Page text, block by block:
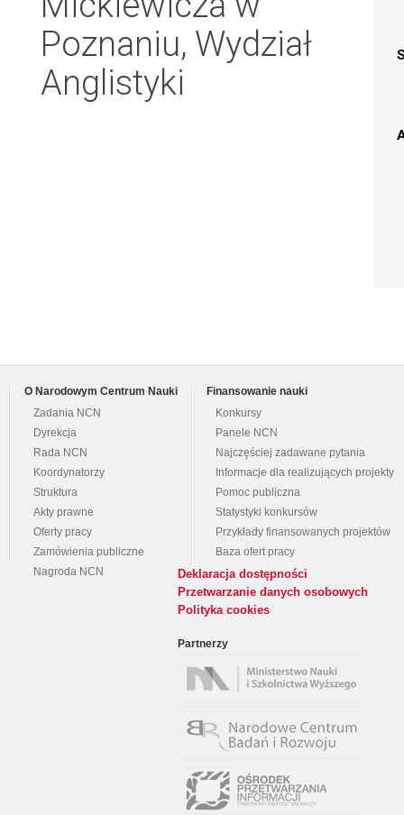
Poznaniu, Wydział
Anglistyki
O Narodowym Centrum Nauki
Zadania NCN
Dyrekcja
Rada NCN
Koordynatorzy
Struktura
Akty prawne
Oferty pracy
Zamówienia publiczne
Nagroda NCN
Finansowanie nauki
Konkursy
Panele NCN
Najczęściej zadawane pytania
Informacje dla realizujących projekty
Pomoc publiczna
Statystyki konkursów
Przykłady finansowanych projektów
Baza ofert pracy
Deklaracja dostępności
Przetwarzanie danych osobowych
Polityka cookies
Partnerzy